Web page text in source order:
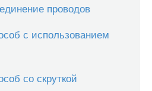
проводов
с использованием
со скруткой